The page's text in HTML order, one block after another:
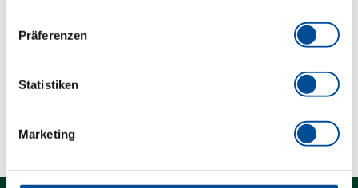
Präferenzen
Statistiken
Marketing